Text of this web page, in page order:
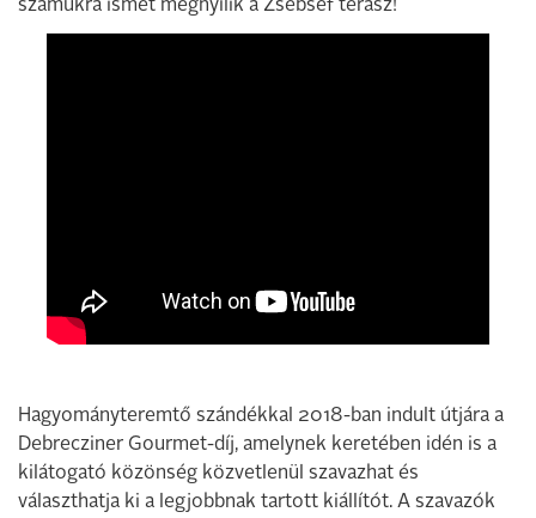
számukra ismét megnyílik a Zsebséf terasz!
Hagyományteremtő szándékkal 2018-ban indult útjára a
Debrecziner Gourmet-díj, amelynek keretében idén is a
kilátogató közönség közvetlenül szavazhat és
választhatja ki a legjobbnak tartott kiállítót. A szavazók